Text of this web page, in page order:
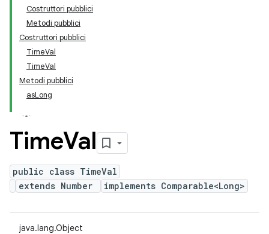
Costruttori pubblici
Metodi pubblici
Costruttori pubblici
TimeVal
TimeVal
Metodi pubblici
asLong
TimeVal
public class TimeVal
extends Number
implements Comparable<Long>
java.lang.Object